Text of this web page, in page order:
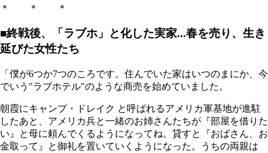
＊ ＊ ＊
■終戦後、「ラブホ」と化した実家...春を売り、生き
延びた女性たち
「僕が6つか7つのころです。住んでいた家はいつのまにか、今
でいう"ラブホテル"のような商売を始めていました。
朝霞にキャンプ・ドレイク と呼ばれるアメリカ軍基地が進駐
したあと、アメリカ兵と一緒のお姉さんたちが『部屋を借りた
い』と母に頼んでくるようになってね。貸すと『おばさん、お
金取って』と御礼を置いていくようになった。うちの両親は